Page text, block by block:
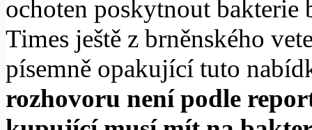
ochoten poskytnout
Times ještě z brněnského
písemně opakující tuto
rozhovoru není podle